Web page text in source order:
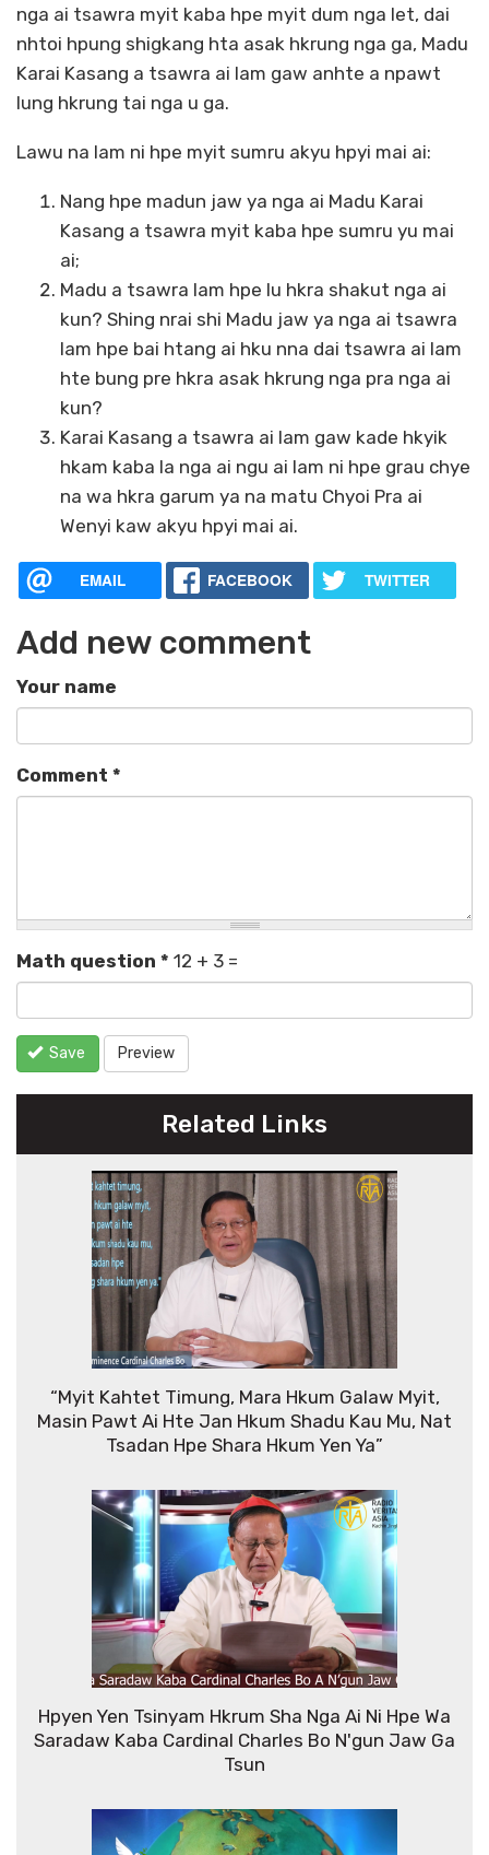
nga ai tsawra myit kaba hpe myit dum nga let, dai
nhtoi hpung shigkang hta asak hkrung nga ga, Madu
Karai Kasang a tsawra ai lam gaw anhte a npawt
lung hkrung tai nga u ga.
Lawu na lam ni hpe myit sumru akyu hpyi mai ai:
Nang hpe madun jaw ya nga ai Madu Karai
Kasang a tsawra myit kaba hpe sumru yu mai
ai;
Madu a tsawra lam hpe lu hkra shakut nga ai
kun? Shing nrai shi Madu jaw ya nga ai tsawra
lam hpe bai htang ai hku nna dai tsawra ai lam
hte bung pre hkra asak hkrung nga pra nga ai
kun?
Karai Kasang a tsawra ai lam gaw kade hkyik
hkam kaba la nga ai ngu ai lam ni hpe grau chye
na wa hkra garum ya na matu Chyoi Pra ai
Wenyi kaw akyu hpyi mai ai.
EMAIL FACEBOOK TWITTER
Add new comment
Your name
Comment *
Math question * 12 + 3 =
Save Preview
Related Links
“Myit Kahtet Timung, Mara Hkum Galaw Myit,
Masin Pawt Ai Hte Jan Hkum Shadu Kau Mu, Nat
Tsadan Hpe Shara Hkum Yen Ya”
Hpyen Yen Tsinyam Hkrum Sha Nga Ai Ni Hpe Wa
Saradaw Kaba Cardinal Charles Bo N'gun Jaw Ga
Tsun